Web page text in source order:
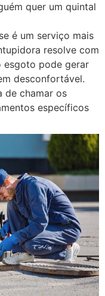
quer um quintal
é um serviço mais
resolve com
esgoto pode gerar
desconfortável.
de chamar os
específicos